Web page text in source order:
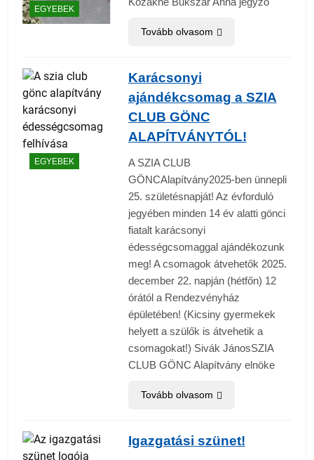
EGYEBEK
Tovább olvasom
EGYEBEK
Karácsonyi
ajándékcsomag a SZIA
CLUB GÖNC
ALAPÍTVÁNYTÓL!
A SZIA CLUB
GÖNCAlapítvány2025-ben ünnepli
25. születésnapját! Az évforduló
jegyében minden 14 év alatti gönci
fiatalt karácsonyi
édességcsomaggal ajándékozunk
meg! A csomagok átvehetők 2025.
december 22. napján (hétfőn) 12
órától a Rendezvényház
épületében! (Kicsiny gyermekek
helyett a szülők is átvehetik a
csomagokat!) Sivák JánosSZIA
CLUB GÖNC Alapítvány elnöke
Tovább olvasom
Igazgatási szünet!